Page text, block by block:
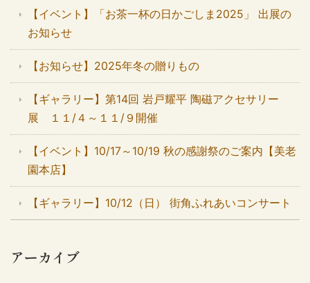
【イベント】「お茶一杯の日かごしま2025」 出展の
お知らせ
【お知らせ】2025年冬の贈りもの
【ギャラリー】第14回 岩戸耀平 陶磁アクセサリー
展 １１/４～１１/９開催
【イベント】10/17～10/19 秋の感謝祭のご案内【美老
園本店】
【ギャラリー】10/12（日） 街角ふれあいコンサート
アーカイブ